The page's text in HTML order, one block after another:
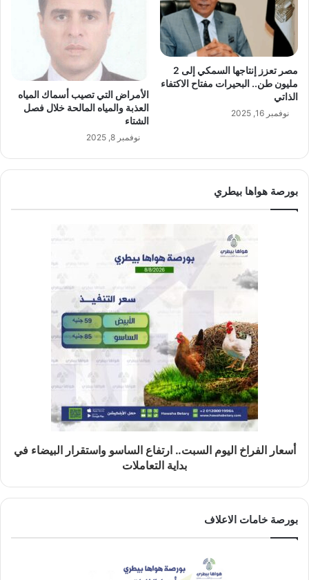
مصر تعزز إنتاجها السمكي إلى 2
مليون طن.. البحيرات مفتاح الاكتفاء
الذاتي
نوفمبر 16, 2025
الأمراض التي تصيب أسماك المياه
العذبة والمياه المالحة خلال فصل
الشتاء
نوفمبر 8, 2025
بورصة هواها بيطري
أسعار الفراخ اليوم السبت.. ارتفاع الساسو واستقرار البيضاء في
بداية التعاملات
بورصة خامات الاعلاف